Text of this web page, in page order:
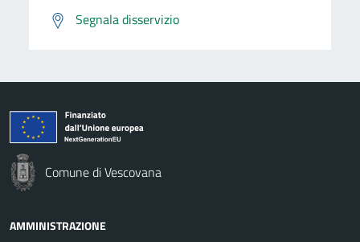
Segnala disservizio
Comune di Vescovana
AMMINISTRAZIONE